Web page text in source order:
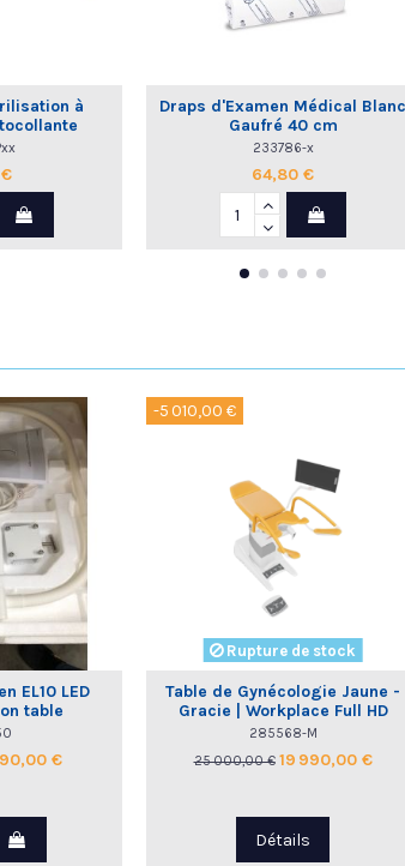
à
Draps d'Examen Médical Blanc
Gaufré 40 cm
233786-x
64,80 €
EL10 LED
table
€
-5 010,00 €
Rupture de stock
Table de Gynécologie Jaune -
Gracie | Workplace Full HD
Borcad
285568-M
25 000,00 € 19 990,00 €
Détails